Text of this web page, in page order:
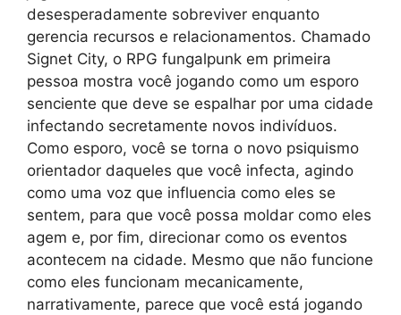
desesperadamente sobreviver enquanto
gerencia recursos e relacionamentos. Chamado
Signet City, o RPG fungalpunk em primeira
pessoa mostra você jogando como um esporo
senciente que deve se espalhar por uma cidade
infectando secretamente novos indivíduos.
Como esporo, você se torna o novo psiquismo
orientador daqueles que você infecta, agindo
como uma voz que influencia como eles se
sentem, para que você possa moldar como eles
agem e, por fim, direcionar como os eventos
acontecem na cidade. Mesmo que não funcione
como eles funcionam mecanicamente,
narrativamente, parece que você está jogando